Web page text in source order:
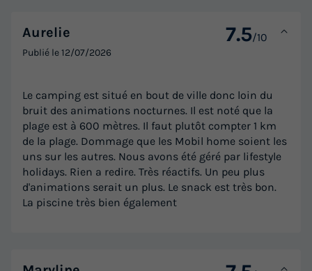
MOBILHOME 6 personnes - Ocean
Surface
30m²
Adultes
6
Chambres
3
Salle de bain
Terrasse couverte Climatisation Cafetière Réfrigérateur
Salon de jardin
+ 3
Aurelie 7.5/10
Publié le12/07/2026
Le camping est situé en bout de ville donc loin du
bruit des animations nocturnes. Il est noté que la
plage est à 600 mètres. Il faut plutôt compter 1 km
de la plage. Dommage que les Mobil home soient les
uns sur les autres. Nous avons été géré par lifestyle
holidays. Rien a redire. Très réactifs. Un peu plus
d'animations serait un plus. Le snack est très bon.
La piscine très bien également